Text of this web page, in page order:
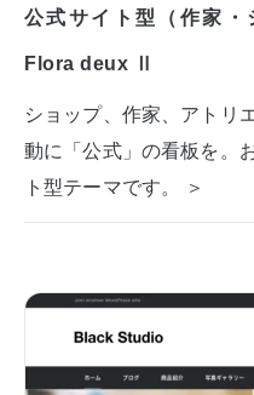
公式サイト型（作家・
Flora deux Ⅱ
ショップ、作家、アトリ
動に「公式」の看板を。
ト型テーマです。 ＞